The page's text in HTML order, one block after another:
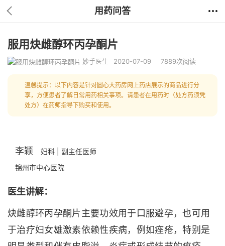
用药问答
服用炔雌醇环丙孕酮片
妙手医生 2020-07-09 7889次阅读
温馨提示：以下内容是针对圆心大药房网上药店展示的商品进行分
享，方便患者了解日常用药相关事项。请患者在用药时（处方药须凭
处方）在药师指导下购买和使用。
李颖
妇科 | 副主任医师
锦州市中心医院
医生讲解：
炔雌醇环丙孕酮片主要功效用于口服避孕，也可用
于治疗妇女雄激素依赖性疾病，例如痤疮，特别是